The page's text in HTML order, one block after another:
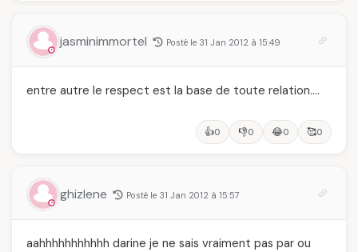
vraiment savoir
jasminimmortel Posté le 31 Jan 2012 à 15:49
entre autre le respect est la base de toute relation….
👍0 👎0 😂0 🥰0
ghizlene Posté le 31 Jan 2012 à 15:57
aahhhhhhhhhhh darine je ne sais vraiment pas par ou